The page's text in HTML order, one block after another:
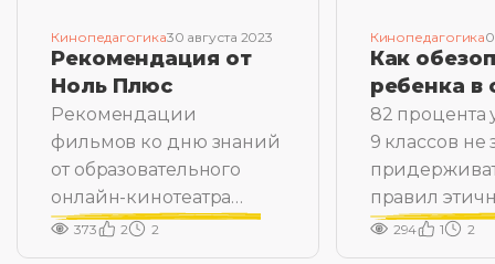
Кинопедагогика30 августа 2023
Рекомендация от
Ноль Плюс
Рекомендации
фильмов ко дню знаний
от образовательного
онлайн-кинотеатра
«Ноль Плюс»
373 2 2
Кинопедагогика
Как
ребенка в
82 процента
9 классов не
правил
общения в
294 1 2